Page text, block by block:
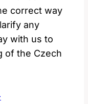
correct way
any
with us to
of the Czech